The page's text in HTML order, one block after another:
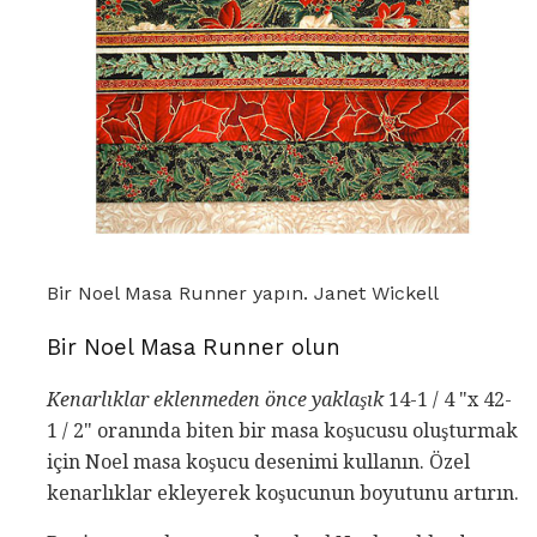
Bir Noel Masa Runner yapın. Janet Wickell
Bir Noel Masa Runner olun
Kenarlıklar eklenmeden önce yaklaşık14-1 / 4 "x 42-
1 / 2" oranında biten bir masa koşucusu oluşturmak
için Noel masa koşucu desenimi kullanın. Özel
kenarlıklar ekleyerek koşucunun boyutunu artırın.